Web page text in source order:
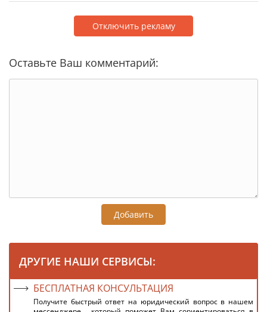
Отключить рекламу
Оставьте Ваш комментарий:
Добавить
ДРУГИЕ НАШИ СЕРВИСЫ:
БЕСПЛАТНАЯ КОНСУЛЬТАЦИЯ
Получите быстрый ответ на юридический вопрос в нашем